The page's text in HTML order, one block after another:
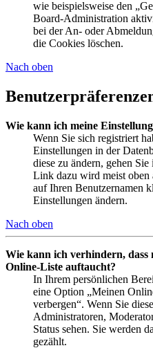
wie beispielsweise den
Board-Administration
bei der An- oder
die Cookies löschen.
Nach oben
Wie kann ich meine
Wenn Sie sich registriert
Einstellungen in der
diese zu ändern, gehen
Link dazu wird meist oben
auf Ihren Benutzernamen
Einstellungen ändern.
Nach oben
Wie kann ich verhindern, dass
Online-Liste auftaucht?
In Ihrem persönlichen
eine Option „Meinen
verbergen“. Wenn Sie
Administratoren,
Status sehen. Sie werden
gezählt.